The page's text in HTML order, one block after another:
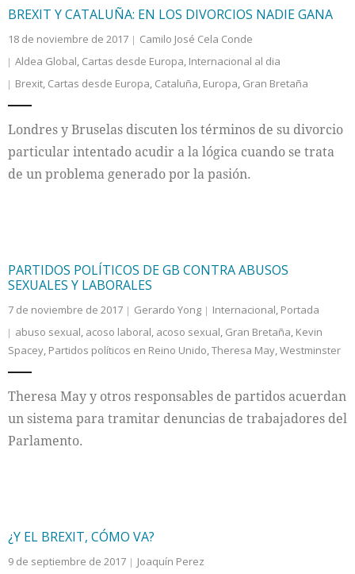
BREXIT Y CATALUÑA: EN LOS DIVORCIOS NADIE GANA
18 de noviembre de 2017
Camilo José Cela Conde
Aldea Global, Cartas desde Europa, Internacional al dia
Brexit, Cartas desde Europa, Cataluña, Europa, Gran Bretaña
Londres y Bruselas discuten los términos de su divorcio
particular intentado acudir a la lógica cuando se trata
de un problema generado por la pasión.
PARTIDOS POLÍTICOS DE GB CONTRA ABUSOS
SEXUALES Y LABORALES
7 de noviembre de 2017 Gerardo Yong Internacional, Portada
abuso sexual, acoso laboral, acoso sexual, Gran Bretaña, Kevin
Spacey, Partidos políticos en Reino Unido,Theresa May,Westminster
Theresa May y otros responsables de partidos acuerdan
un sistema para tramitar denuncias de trabajadores del
Parlamento.
¿Y EL BREXIT, CÓMO VA?
9 de septiembre de 2017
Joaquín Perez